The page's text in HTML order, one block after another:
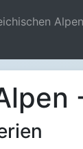
Alpen